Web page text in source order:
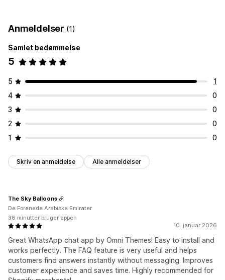
Ofte stillede spørgsmål
Tilpasning
Farve og skrifttype Chatvindue Åbningstider
Velkomsthilsner Chatknapper
Anmeldelser (1)
Samlet bedømmelse
5
5
1
4
0
3
0
2
0
1
0
Skriv en anmeldelse Alle anmeldelser
10. januar 2026
Great WhatsApp chat app by Omni Themes! Easy to install and
works perfectly. The FAQ feature is very useful and helps
customers find answers instantly without messaging. Improves
customer experience and saves time. Highly recommended for
The Sky Balloons
De Forenede Arabiske Emirater
36 minutter bruger appen